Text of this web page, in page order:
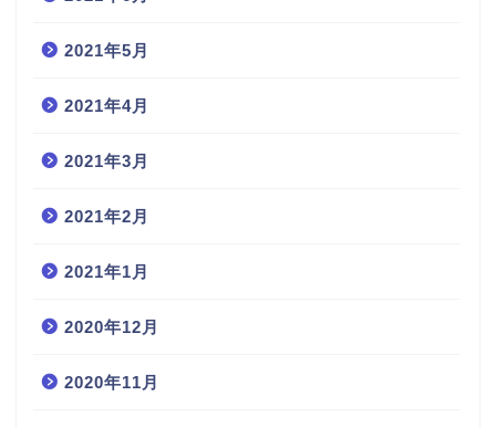
2021年5月
2021年4月
2021年3月
2021年2月
2021年1月
2020年12月
2020年11月